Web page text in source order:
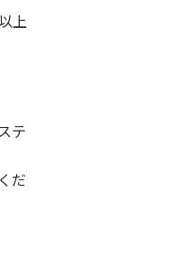
上
テ
だ